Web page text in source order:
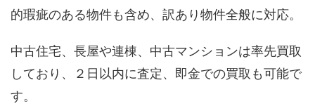
的瑕疵のある物件も含め、訳あり物件全般に対応。
中古住宅、長屋や連棟、中古マンションは率先買取
しており、２日以内に査定、即金での買取も可能で
す。